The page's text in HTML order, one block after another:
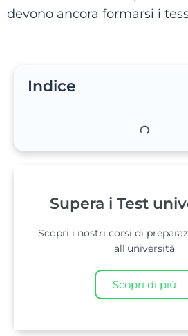
devono ancora formarsi i
Indice
Supera i Test
Scopri i nostri corsi di
all'università
Scopri di più